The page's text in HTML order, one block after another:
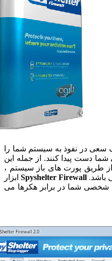
نفوذ به سیستم شما را
پیدا کنند. از جمله این
پورت های باز سیستم ،
Spyshelter Firewallابزار
شما در برابر هکرها می